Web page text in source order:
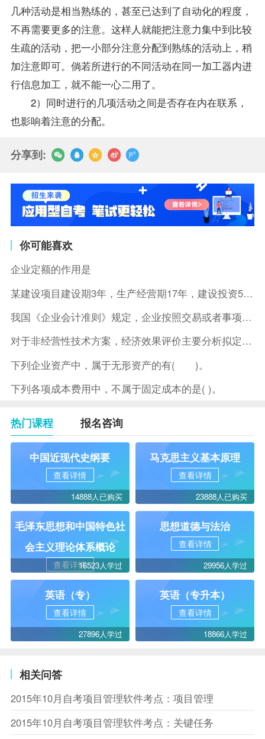
几种活动是相当熟练的，甚至已达到了自动化的程度，
不再需要更多的注意。这样人就能把注意力集中到比较
生疏的活动，把一小部分注意分配到熟练的活动上，稍
加注意即可。倘若所进行的不同活动在同一加工器内进
行信息加工，就不能一心二用了。
2）同时进行的几项活动之间是否存在内在联系，
也影响着注意的分配。
分享到:
你可能喜欢
企业定额的作用是
某建设项目建设期3年，生产经营期17年，建设投资5500万元
我国《企业会计准则》规定，企业按照交易或者事项的经济特征确定
对于非经营性技术方案，经济效果评价主要分析拟定方案的( )。
下列企业资产中，属于无形资产的有( )。
下列各项成本费用中，不属于固定成本的是( )。
热门课程 报名咨询
中国近现代史纲要
查看详情
14888人已购买
马克思主义基本原理
查看详情
23888人已购买
毛泽东思想和中国特色社
会主义理论体系概论
查看详情16523人学过
思想道德与法治
查看详情
29956人学过
英语（专）
查看详情
27896人学过
英语（专升本）
查看详情
18866人学过
相关问答
2015年10月自考项目管理软件考点：项目管理
2015年10月自考项目管理软件考点：关键任务